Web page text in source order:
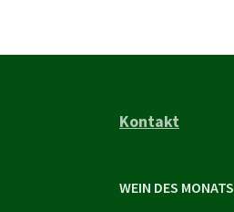
Kontakt
WEIN DES MONATS